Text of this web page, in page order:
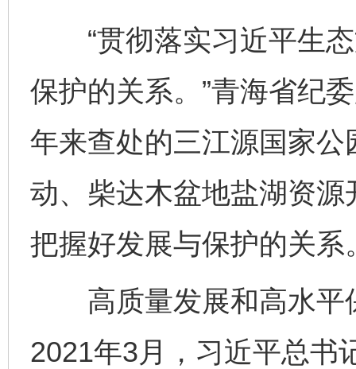
“贯彻落实习近平生态
保护的关系。”青海省纪
年来查处的三江源国家
动、柴达木盆地盐湖资
把握好发展与保护的关系
高质量发展和高水平
2021年3月，习近平总书